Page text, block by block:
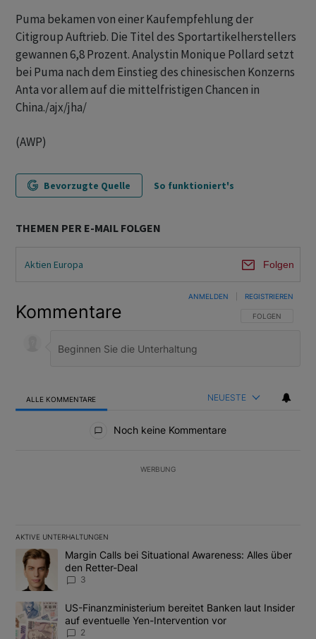
Puma bekamen von einer Kaufempfehlung der
Citigroup Auftrieb. Die Titel des Sportartikelherstellers
gewannen 6,8 Prozent. Analystin Monique Pollard setzt
bei Puma nach dem Einstieg des chinesischen Konzerns
Anta vor allem auf die mittelfristigen Chancen in
China./ajx/jha/
(AWP)
Bevorzugte Quelle So funktioniert's
THEMEN PER E-MAIL FOLGEN
Aktien Europa Folgen
Kommentare FOLGE DIESER
FOLGEN
ANMELDEN REGISTRIEREN
ALLE KOMMENTARE NEUESTE
Noch keine Kommentare
WERBUNG
AKTIVE UNTERHALTUNGEN
Das Folgende ist eine Liste der am meisten kommentierten
Ein Trendartikel mit dem Titel "Margin Calls bei Situational
Margin Calls bei Situational Awareness: Alles über
den Retter-Deal
3
Ein Trendartikel mit dem Titel "US-Finanzministerium bereitet
US-Finanzministerium bereitet Banken laut Insider
auf eventuelle Yen-Intervention vor
2